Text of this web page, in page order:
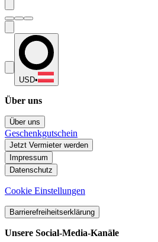
USD•
Über uns
Über uns
Geschenkgutschein
Jetzt Vermieter werden
Impressum
Datenschutz
Cookie Einstellungen
Barrierefreiheitserklärung
Unsere Social-Media-Kanäle